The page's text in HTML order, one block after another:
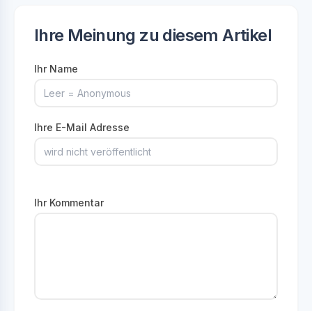
Ihre Meinung zu diesem Artikel
Ihr Name
Ihre E-Mail Adresse
Ihr Kommentar